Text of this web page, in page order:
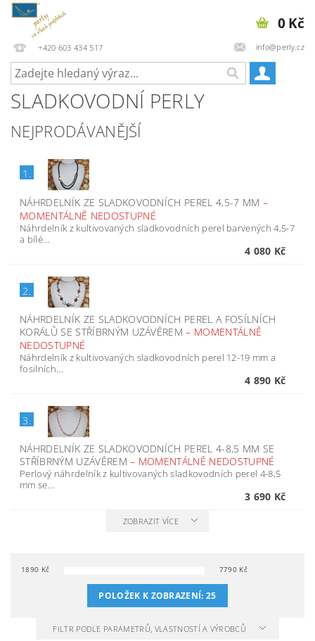
+420 603 434 517 info@perly.cz
0 Kč
SLADKOVODNÍ PERLY
NEJPRODÁVANĚJŠÍ
1.
NÁHRDELNÍK ZE SLADKOVODNÍCH PEREL 4,5-7 MM –
MOMENTÁLNĚ NEDOSTUPNÉ
Náhrdelník z kultivovaných sladkovodních perel barvených 4,5-7
a bílé...
4 080 Kč
2.
NÁHRDELNÍK ZE SLADKOVODNÍCH PEREL A FOSÍLNÍCH
KORÁLŮ SE STŘÍBRNÝM UZÁVĚREM– MOMENTÁLNĚ
NEDOSTUPNÉ
Náhrdelník z kultivovaných sladkovodních perel 12-19 mm a
fosilních...
4 890 Kč
3.
NÁHRDELNÍK ZE SLADKOVODNÍCH PEREL 4-8,5 MM SE
STŘÍBRNÝM UZÁVĚREM– MOMENTÁLNĚ NEDOSTUPNÉ
Perlový náhrdelník z kultivovaných sladkovodních perel 4-8,5
mm se...
3 690 Kč
ZOBRAZIT VÍCE
1890 Kč 7790 Kč
POLOŽEK K ZOBRAZENÍ:25
FILTR PODLE PARAMETRŮ, VLASTNOSTÍ A VÝROBCŮ